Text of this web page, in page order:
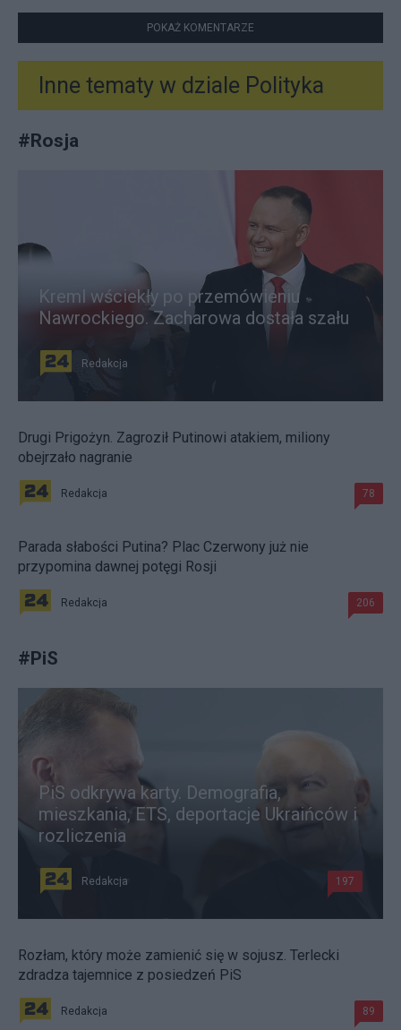
POKAŻ KOMENTARZE
Inne tematy w dziale Polityka
#Rosja
Kreml wściekły po przemówieniu
Nawrockiego. Zacharowa dostała szału
Redakcja
Drugi Prigożyn. Zagroził Putinowi atakiem, miliony
obejrzało nagranie
Redakcja 78
Parada słabości Putina? Plac Czerwony już nie
przypomina dawnej potęgi Rosji
Redakcja 206
#PiS
PiS odkrywa karty. Demografia,
mieszkania, ETS, deportacje Ukraińców i
rozliczenia
Redakcja 197
Rozłam, który może zamienić się w sojusz. Terlecki
zdradza tajemnice z posiedzeń PiS
Redakcja 89